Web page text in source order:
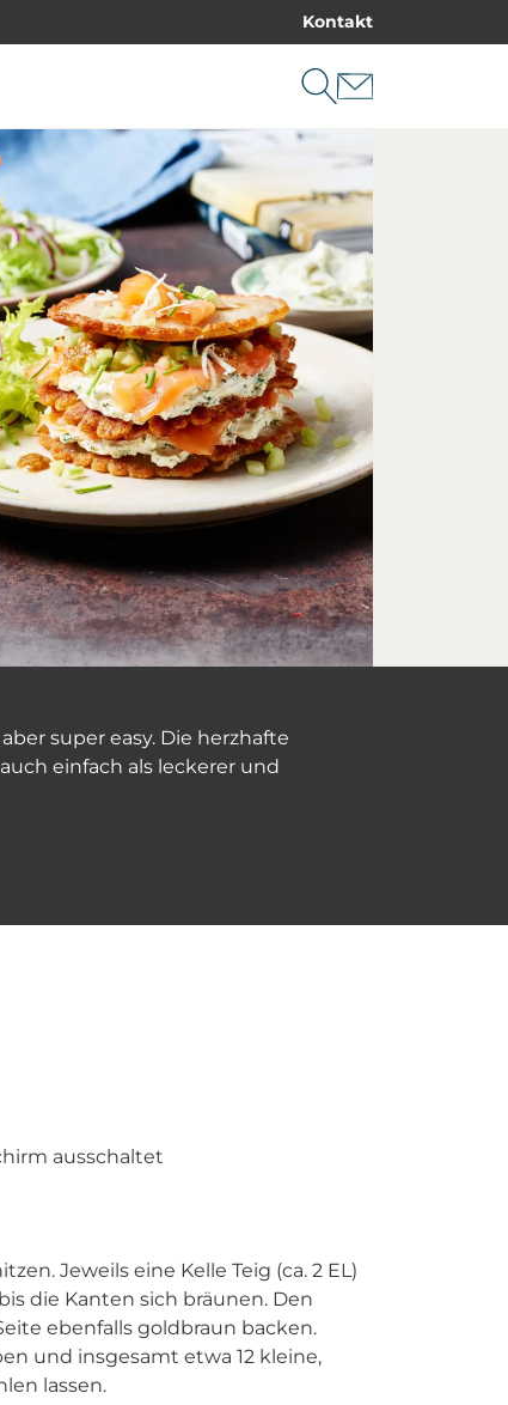
Kontakt
super easy. Die herzhafte
einfach als leckerer und
ausschaltet
Jeweils eine Kelle Teig (ca. 2 EL)
die Kanten sich bräunen. Den
ebenfalls goldbraun backen.
und insgesamt etwa 12 kleine,
lassen.